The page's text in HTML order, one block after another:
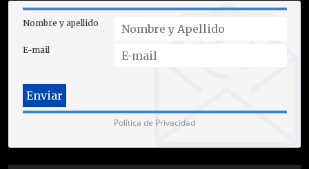
Nombre y apellido
E-mail
Política de Privacidad